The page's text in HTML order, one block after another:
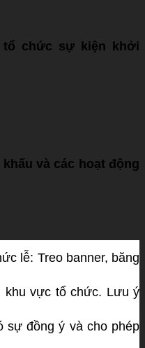
tổ chức sự kiện khởi
và các hoạt động
lễ: Treo banner, băng
vực tổ chức. Lưu ý
sự đồng ý và cho phép